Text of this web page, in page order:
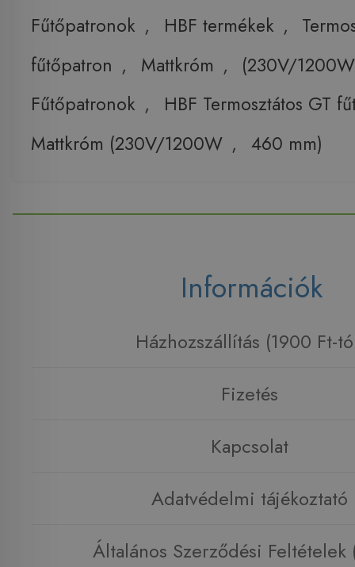
Fűtőpatronok , HBF termékek ,
fűtőpatron , Mattkróm ,
(230V/1200W
Fűtőpatronok ,
HBF Termosztátos GT
Mattkróm (230V/1200W , 460 mm)
Információk
Házhozszállítás (1900 Ft-
Fizetés
Kapcsolat
Adatvédelmi tájékoztató
Általános Szerződési Feltételek